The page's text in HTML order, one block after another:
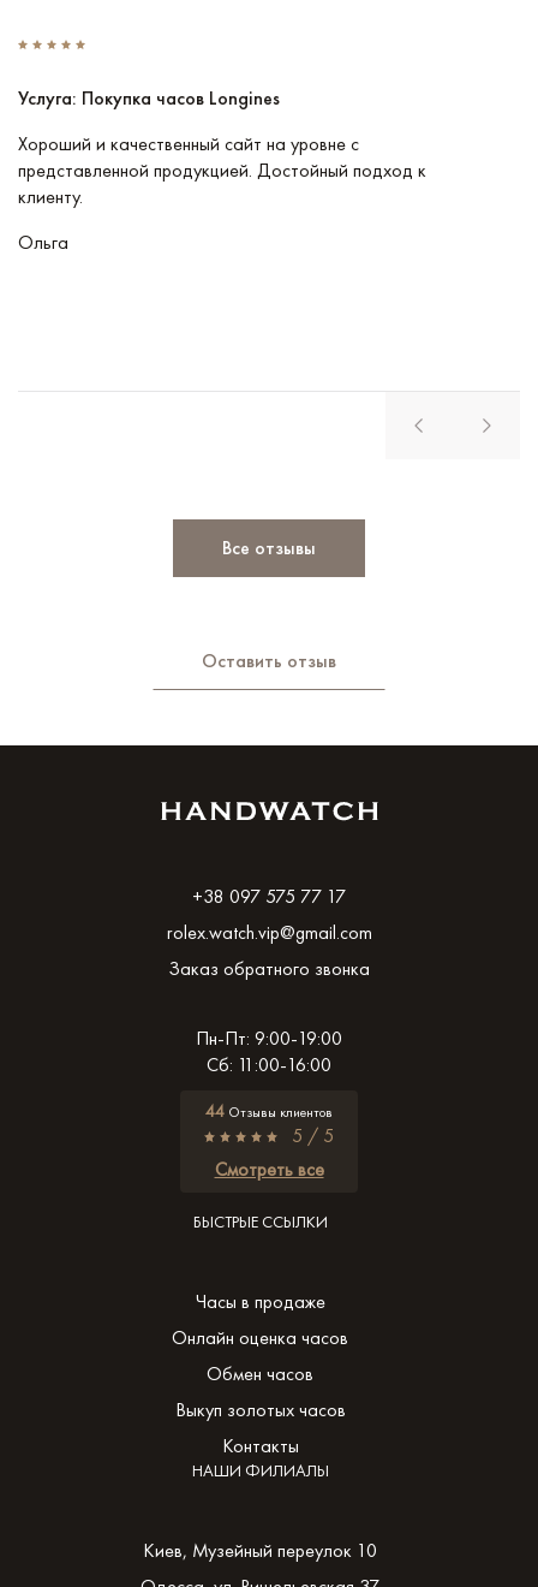
Услуга: Покупка часов Longines
Хороший и качественный сайт на уровне с
представленной продукцией. Достойный подход к
клиенту.
Ольга
Все отзывы
Оставить отзыв
+38 097 575 77 17
rolex.watch.vip@gmail.com
Заказ обратного звонка
Пн-Пт: 9:00-19:00
Сб: 11:00-16:00
44 Отзывы клиентов
5 / 5
Смотреть все
БЫСТРЫЕ ССЫЛКИ
Часы в продаже
Онлайн оценка часов
Обмен часов
Выкуп золотых часов
Контакты
НАШИ ФИЛИАЛЫ
Киев, Музейный переулок 10